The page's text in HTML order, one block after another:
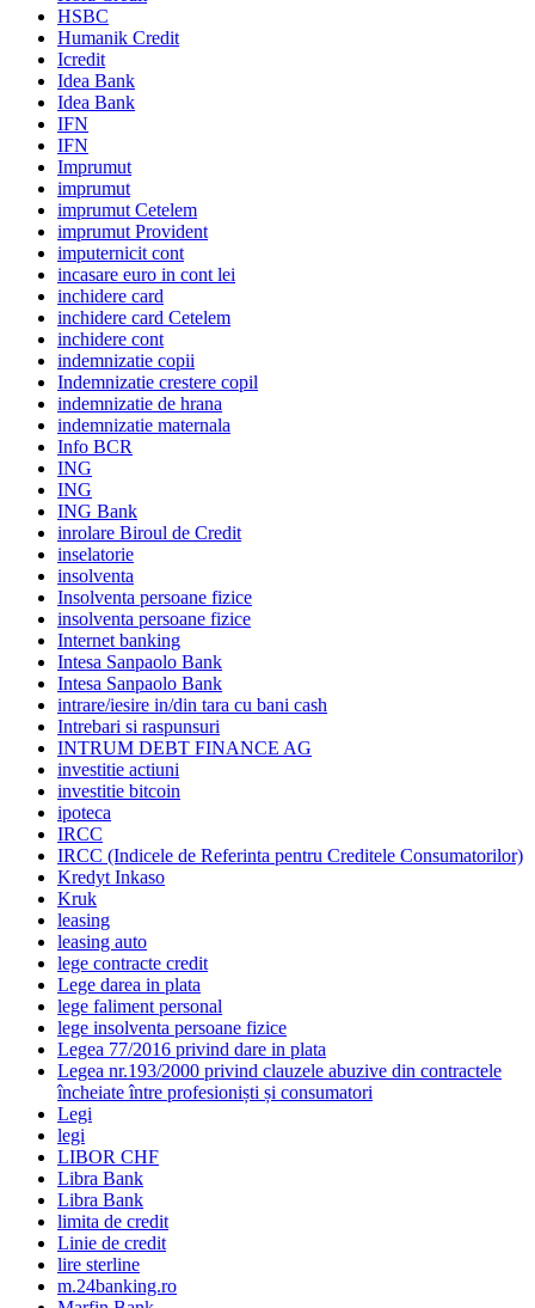
HSBC
Humanik Credit
Icredit
Idea Bank
Idea Bank
IFN
IFN
Imprumut
imprumut
imprumut Cetelem
imprumut Provident
imputernicit cont
incasare euro in cont lei
inchidere card
inchidere card Cetelem
inchidere cont
indemnizatie copii
Indemnizatie crestere copil
indemnizatie de hrana
indemnizatie maternala
Info BCR
ING
ING
ING Bank
inrolare Biroul de Credit
inselatorie
insolventa
Insolventa persoane fizice
insolventa persoane fizice
Internet banking
Intesa Sanpaolo Bank
Intesa Sanpaolo Bank
intrare/iesire in/din tara cu bani cash
Intrebari si raspunsuri
INTRUM DEBT FINANCE AG
investitie actiuni
investitie bitcoin
ipoteca
IRCC
IRCC (Indicele de Referinta pentru Creditele Consumatorilor)
Kredyt Inkaso
Kruk
leasing
leasing auto
lege contracte credit
Lege darea in plata
lege faliment personal
lege insolventa persoane fizice
Legea 77/2016 privind dare in plata
Legea nr.193/2000 privind clauzele abuzive din contractele
încheiate între profesioniști și consumatori
Legi
legi
LIBOR CHF
Libra Bank
Libra Bank
limita de credit
Linie de credit
lire sterline
m.24banking.ro